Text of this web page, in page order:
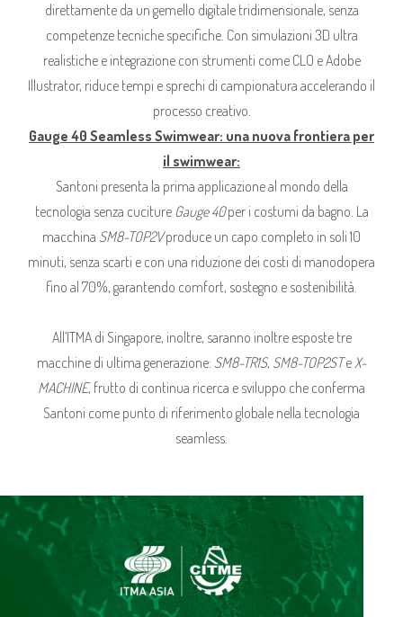
direttamente da un gemello digitale tridimensionale, senza
competenze tecniche specifiche. Con simulazioni 3D ultra
realistiche e integrazione con strumenti come CLO e Adobe
Illustrator, riduce tempi e sprechi di campionatura accelerando il
processo creativo.
Gauge 40 Seamless Swimwear: una nuova frontiera per
il swimwear:
Santoni presenta la prima applicazione al mondo della
tecnologia senza cuciture Gauge 40per i costumi da bagno. La
macchina SM8-TOP2Vproduce un capo completo in soli 10
minuti, senza scarti e con una riduzione dei costi di manodopera
fino al 70%, garantendo comfort, sostegno e sostenibilità.
All’ITMA di Singapore, inoltre, saranno inoltre esposte tre
macchine di ultima generazione: SM8-TR1S, SM8-TOP2STeX-
MACHINE, frutto di continua ricerca e sviluppo che conferma
Santoni come punto di riferimento globale nella tecnologia
seamless.